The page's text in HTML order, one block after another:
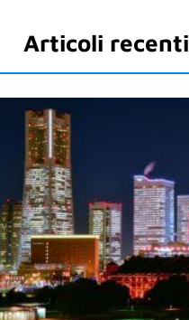
Articoli recenti